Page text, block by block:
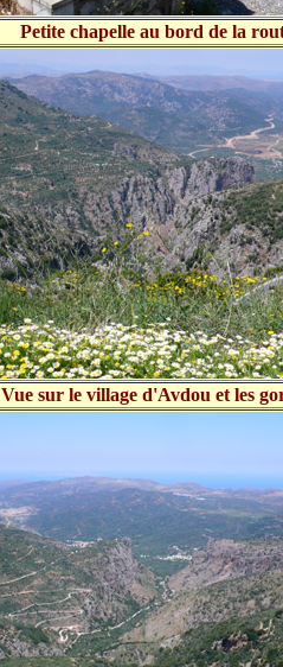
Petite chapelle au bord de la
Vue sur le village d'Avdou et les